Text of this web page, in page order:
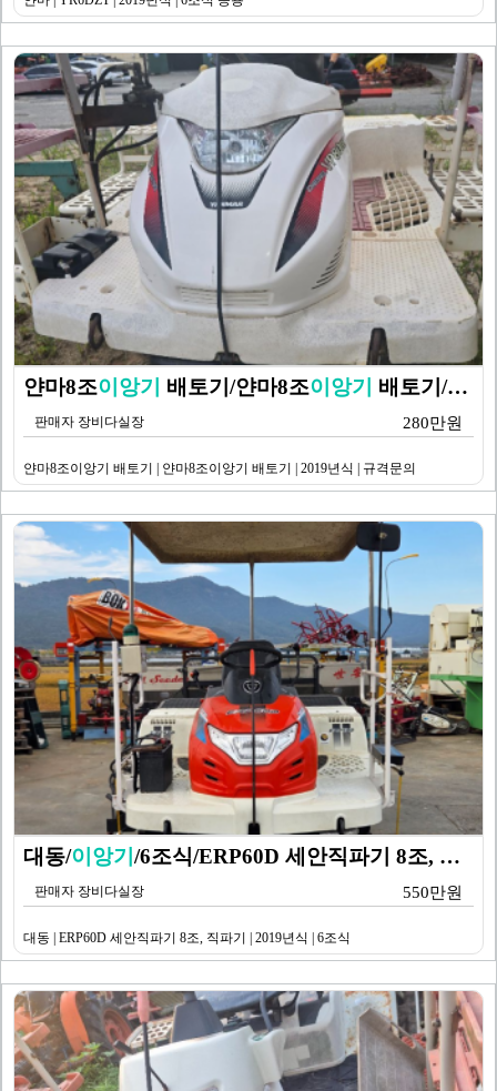
얀마8조이앙기 배토기/얀마8조이앙기 배토기/규격문의/얀…
판매자 장비다실장 280만원
얀마8조이앙기 배토기 | 얀마8조이앙기 배토기 | 2019년식 | 규격문의
대동/이앙기/6조식/ERP60D 세안직파기 8조, 직파…
판매자 장비다실장 550만원
대동 | ERP60D 세안직파기 8조, 직파기 | 2019년식 | 6조식